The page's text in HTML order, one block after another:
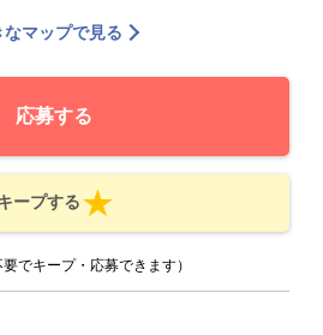
なマップで見る
応募する
ープする
要でキープ・応募できます）